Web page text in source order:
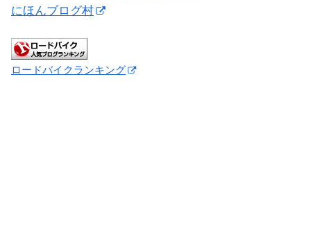
にほんブログ村
ロードバイクランキング